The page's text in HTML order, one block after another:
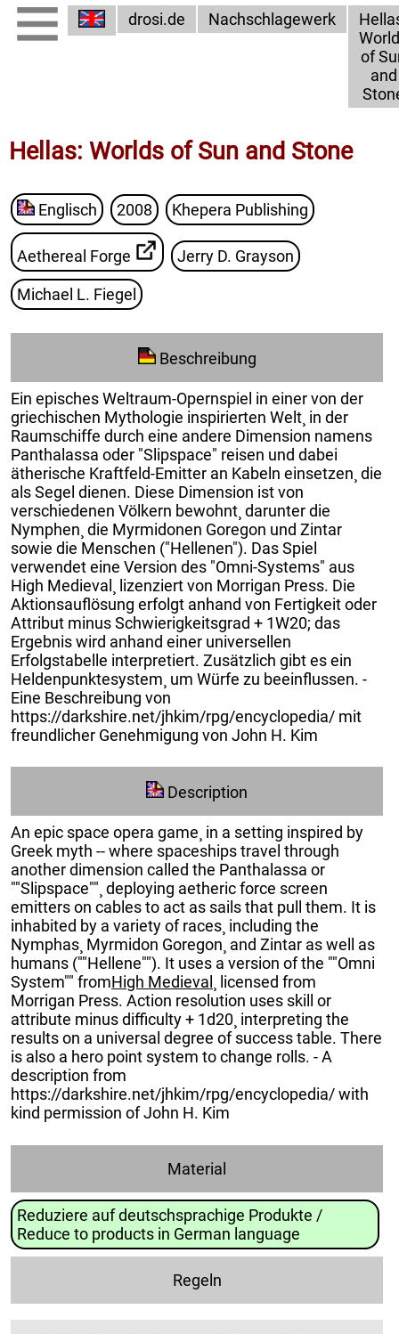
drosi.de Nachschlagewerk
of
and
Hellas: Worlds of Sun and Stone
Englisch 2008 Khepera Publishing
Aethereal Forge Jerry D. Grayson
Michael L. Fiegel
Beschreibung
Ein episches Weltraum-Opernspiel in einer von der
griechischen Mythologie inspirierten Welt¸ in der
Raumschiffe durch eine andere Dimension namens
Panthalassa oder "Slipspace" reisen und dabei
ätherische Kraftfeld-Emitter an Kabeln einsetzen¸ die
als Segel dienen. Diese Dimension ist von
verschiedenen Völkern bewohnt¸ darunter die
Nymphen¸ die Myrmidonen Goregon und Zintar
sowie die Menschen ("Hellenen"). Das Spiel
verwendet eine Version des "Omni-Systems" aus
High Medieval¸ lizenziert von Morrigan Press. Die
Aktionsauflösung erfolgt anhand von Fertigkeit oder
Attribut minus Schwierigkeitsgrad + 1W20; das
Ergebnis wird anhand einer universellen
Erfolgstabelle interpretiert. Zusätzlich gibt es ein
Heldenpunktesystem¸ um Würfe zu beeinflussen. -
Eine Beschreibung von
https://darkshire.net/jhkim/rpg/encyclopedia/ mit
freundlicher Genehmigung von John H. Kim
Description
An epic space opera game¸ in a setting inspired by
Greek myth -- where spaceships travel through
another dimension called the Panthalassa or
""Slipspace""¸ deploying aetheric force screen
emitters on cables to act as sails that pull them. It is
inhabited by a variety of races¸ including the
Nymphas¸ Myrmidon Goregon¸ and Zintar as well as
humans (""Hellene""). It uses a version of the ""Omni
System"" fromHigh Medieval
¸ licensed from
Morrigan Press. Action resolution uses skill or
attribute minus difficulty + 1d20¸ interpreting the
results on a universal degree of success table. There
is also a hero point system to change rolls. - A
description from
https://darkshire.net/jhkim/rpg/encyclopedia/ with
kind permission of John H. Kim
Material
Reduziere auf deutschsprachige Produkte /
Reduce to products in German language
Regeln